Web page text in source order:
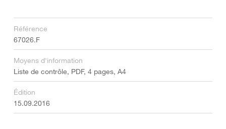
Référence
67026.F
Moyens d'information
Liste de contrôle, PDF, 4 pages, A4
Édition
15.09.2016